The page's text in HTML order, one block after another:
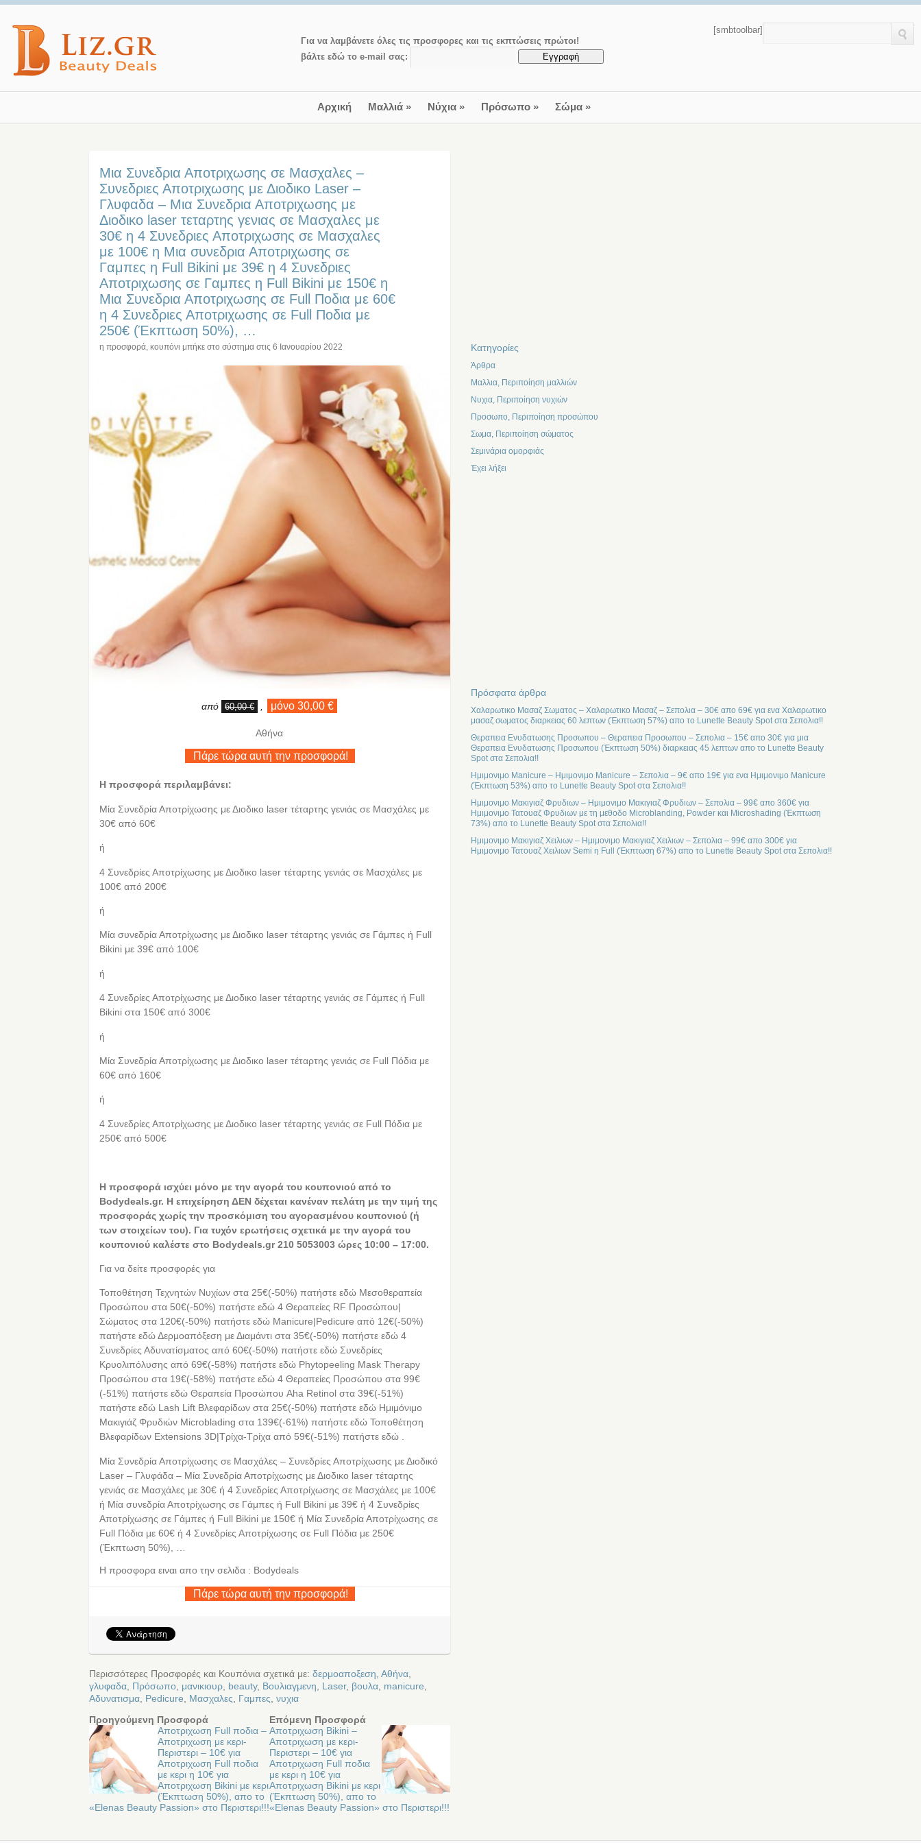
Για να λαμβάνετε όλες τις προσφορες και τις εκπτώσεις πρώτοι!
βάλτε εδώ το e-mail σας:
[smbtoolbar]
Αρχική Μαλλιά» Νύχια» Πρόσωπο» Σώμα»
Μια Συνεδρια Αποτριχωσης σε Μασχαλες –
Συνεδριες Αποτριχωσης με Διοδικο Laser –
Γλυφαδα – Μια Συνεδρια Αποτριχωσης με
Διοδικο laser τεταρτης γενιας σε Μασχαλες με
30€ η 4 Συνεδριες Αποτριχωσης σε Μασχαλες
με 100€ η Μια συνεδρια Αποτριχωσης σε
Γαμπες η Full Bikini με 39€ η 4 Συνεδριες
Αποτριχωσης σε Γαμπες η Full Bikini με 150€ η
Μια Συνεδρια Αποτριχωσης σε Full Ποδια με 60€
η 4 Συνεδριες Αποτριχωσης σε Full Ποδια με
250€ (Έκπτωση 50%), …
η προσφορά, κουπόνι μπήκε στο σύστημα στις6 Ιανουαρίου 2022
από 60,00 € , μόνο 30,00 €
Αθήνα
Πάρε τώρα αυτή την προσφορά!
Η προσφορά περιλαμβάνει:
Μία Συνεδρία Αποτρίχωσης με Διοδικο laser τέταρτης γενιάς σε Μασχάλες με
30€ από 60€
ή
4 Συνεδρίες Αποτρίχωσης με Διοδικο laser τέταρτης γενιάς σε Μασχάλες με
100€ από 200€
ή
Μία συνεδρία Αποτρίχωσης με Διοδικο laser τέταρτης γενιάς σε Γάμπες ή Full
Bikini με 39€ από 100€
ή
4 Συνεδρίες Αποτρίχωσης με Διοδικο laser τέταρτης γενιάς σε Γάμπες ή Full
Bikini στα 150€ από 300€
ή
Μία Συνεδρία Αποτρίχωσης με Διοδικο laser τέταρτης γενιάς σε Full Πόδια με
60€ από 160€
ή
4 Συνεδρίες Αποτρίχωσης με Διοδικο laser τέταρτης γενιάς σε Full Πόδια με
250€ από 500€
Η προσφορά ισχύει μόνο με την αγορά του κουπονιού από το
Bodydeals.gr. Η επιχείρηση ΔΕΝ δέχεται κανέναν πελάτη με την τιμή της
προσφοράς χωρίς την προσκόμιση του αγορασμένου κουπονιού (ή
των στοιχείων του). Για τυχόν ερωτήσεις σχετικά με την αγορά του
κουπονιού καλέστε στο Bodydeals.gr 210 5053003 ώρες 10:00 – 17:00.
Για να δείτε προσφορές για
Τοποθέτηση Τεχνητών Νυχίων στα 25€(-50%) πατήστε εδώ Μεσοθεραπεία
Προσώπου στα 50€(-50%) πατήστε εδώ 4 Θεραπείες RF Προσώπου|
Σώματος στα 120€(-50%) πατήστε εδώ Manicure|Pedicure από 12€(-50%)
πατήστε εδώ Δερμοαπόξεση με Διαμάντι στα 35€(-50%) πατήστε εδώ 4
Συνεδρίες Αδυνατίσματος από 60€(-50%) πατήστε εδώ Συνεδρίες
Κρυολιπόλυσης από 69€(-58%) πατήστε εδώ Phytopeeling Mask Therapy
Προσώπου στα 19€(-58%) πατήστε εδώ 4 Θεραπείες Προσώπου στα 99€
(-51%) πατήστε εδώ Θεραπεία Προσώπου Aha Retinol στα 39€(-51%)
πατήστε εδώ Lash Lift Βλεφαρίδων στα 25€(-50%) πατήστε εδώ Ημιμόνιμο
Μακιγιάζ Φρυδιών Microblading στα 139€(-61%) πατήστε εδώ Τοποθέτηση
Βλεφαρίδων Extensions 3D|Τρίχα-Τρίχα από 59€(-51%) πατήστε εδώ .
Μία Συνεδρία Αποτρίχωσης σε Μασχάλες – Συνεδρίες Αποτρίχωσης με Διοδικό
Laser – Γλυφάδα – Μία Συνεδρία Αποτρίχωσης με Διοδικο laser τέταρτης
γενιάς σε Μασχάλες με 30€ ή 4 Συνεδρίες Αποτρίχωσης σε Μασχάλες με 100€
ή Μία συνεδρία Αποτρίχωσης σε Γάμπες ή Full Bikini με 39€ ή 4 Συνεδρίες
Αποτρίχωσης σε Γάμπες ή Full Bikini με 150€ ή Μία Συνεδρία Αποτρίχωσης σε
Full Πόδια με 60€ ή 4 Συνεδρίες Αποτρίχωσης σε Full Πόδια με 250€
(Έκπτωση 50%), …
Η προσφορα ειναι απο την σελιδα : Bodydeals
Πάρε τώρα αυτή την προσφορά!
Περισσότερες Προσφορές και Κουπόνια σχετικά με: δερμοαποξεση Αθήνα,
γλυφαδα, Πρόσωπο, μανικιουρ, beauty, Βουλιαγμενη Laser, βουλα, manicure
Αδυνατισμα, Pedicure Μασχαλες Γαμπες νυχια
Προηγούμενη Προσφορά
Αποτριχωση Full ποδια –
Αποτριχωση με κερι-
Περιστερι – 10€ για
Αποτριχωση Full ποδια
με κερι η 10€ για
Αποτριχωση Bikini με κερι
(Έκπτωση 50%), απο το
«Elenas Beauty Passion» στο Περιστερι!!!
Επόμενη Προσφορά
Αποτριχωση Bikini –
Αποτριχωση με κερι-
Περιστερι – 10€ για
Αποτριχωση Full ποδια
με κερι η 10€ για
Αποτριχωση Bikini με κερι
(Έκπτωση 50%), απο το
«Elenas Beauty Passion» στο Περιστερι!!!
Kατηγορίες
Άρθρα
Μαλλια, Περιποίηση μαλλιών
Νυχια, Περιποίηση νυχιών
Προσωπο, Περιποίηση προσώπου
Σωμα, Περιποίηση σώματος
Σεμινάρια ομορφιάς
Έχει λήξει
Πρόσφατα άρθρα
Χαλαρωτικο Μασαζ Σωματος – Χαλαρωτικο Μασαζ – Σεπολια – 30€ απο 69€ για ενα Χαλαρωτικο
μασαζ σωματος διαρκειας 60 λεπτων (Έκπτωση 57%) απο το Lunette Beauty Spot στα Σεπολια!!
Θεραπεια Ενυδατωσης Προσωπου – Θεραπεια Προσωπου – Σεπολια – 15€ απο 30€ για μια
Θεραπεια Ενυδατωσης Προσωπου (Έκπτωση 50%) διαρκειας 45 λεπτων απο το Lunette Beauty
Spot στα Σεπολια!!
Ημιμονιμο Manicure – Ημιμονιμο Manicure – Σεπολια – 9€ απο 19€ για ενα Ημιμονιμο Manicure
(Έκπτωση 53%) απο το Lunette Beauty Spot στα Σεπολια!!
Ημιμονιμο Μακιγιαζ Φρυδιων – Ημιμονιμο Μακιγιαζ Φρυδιων – Σεπολια – 99€ απο 360€ για
Ημιμονιμο Τατουαζ Φρυδιων με τη μεθοδο Microblanding, Powder και Microshading (Έκπτωση
73%) απο το Lunette Beauty Spot στα Σεπολια!!
Ημιμονιμο Μακιγιαζ Χειλιων – Ημιμονιμο Μακιγιαζ Χειλιων – Σεπολια – 99€ απο 300€ για
Ημιμονιμο Τατουαζ Χειλιων Semi η Full (Έκπτωση 67%) απο το Lunette Beauty Spot στα Σεπολια!!